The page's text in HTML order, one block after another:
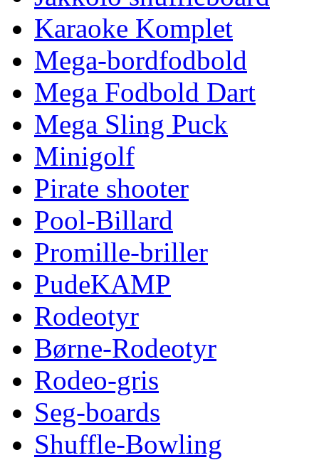
Karaoke Komplet
Mega-bordfodbold
Mega Fodbold Dart
Mega Sling Puck
Minigolf
Pirate shooter
Pool-Billard
Promille-briller
PudeKAMP
Rodeotyr
Børne-Rodeotyr
Rodeo-gris
Seg-boards
Shuffle-Bowling